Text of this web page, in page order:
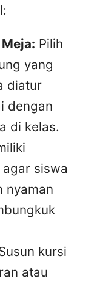
Pilih
yang
diatur
dengan
di kelas.
siswa
nyaman
kursi
atau